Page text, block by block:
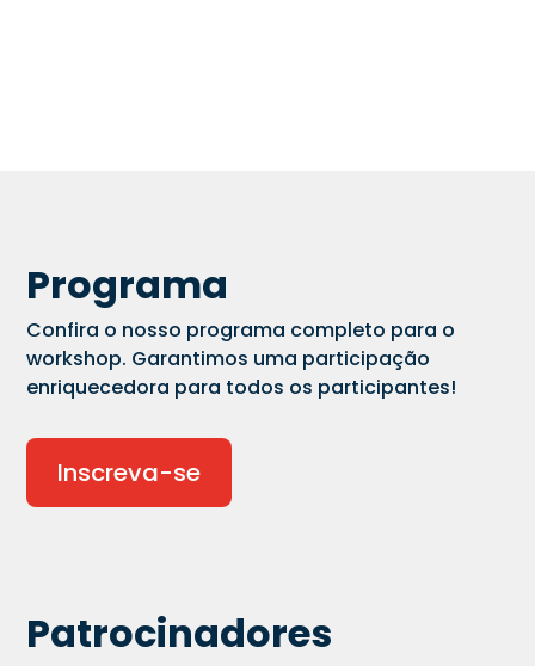
Patrocinadores
Programa
Confira o nosso programa completo para o
workshop. Garantimos uma participação
enriquecedora para todos os participantes!
Inscreva-se